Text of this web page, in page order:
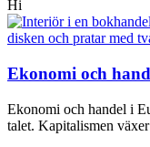
Hi
Ekonomi och
Ekonomi och handel i
talet. Kapitalismen